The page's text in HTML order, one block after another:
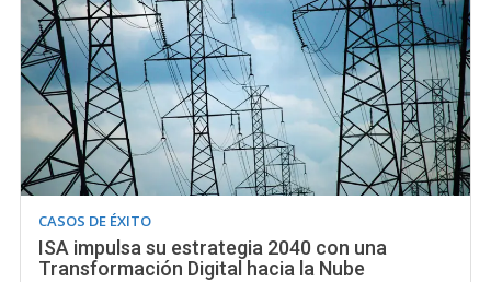
CASOS DE ÉXITO
ISA impulsa su estrategia 2040 con una
Transformación Digital hacia la Nube